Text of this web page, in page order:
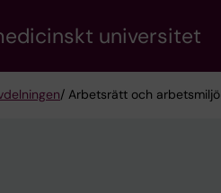
universitet
/ Arbetsrätt och arbetsmiljö